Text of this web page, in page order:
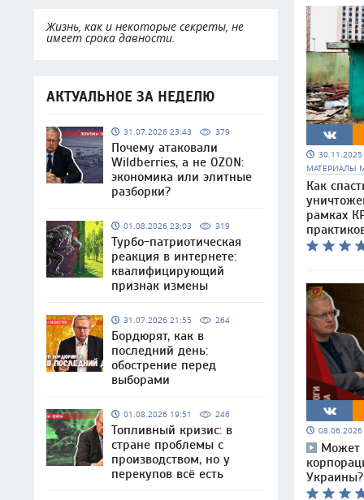
Жизнь, как и некоторые секреты, не
имеет срока давности.
АКТУАЛЬНОЕ ЗА НЕДЕЛЮ
31.07.2026 23:43 379
Почему атаковали
Wildberries, а не OZON:
экономика или элитные
разборки?
01.08.2026 23:03 319
Турбо-патриотическая
реакция в интернете:
квалифицирующий
признак измены
31.07.2026 21:55 264
Бордюрят, как в
последний день:
обострение перед
выборами
01.08.2026 19:51 246
Топливный кризис: в
стране проблемы с
производством, но у
перекупов всё есть
МАТЕРИАЛЫ
Как
рамках
Может
Украины?